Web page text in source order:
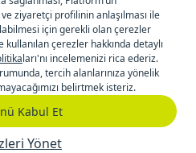
Malzemeleri Tic. A.Ş